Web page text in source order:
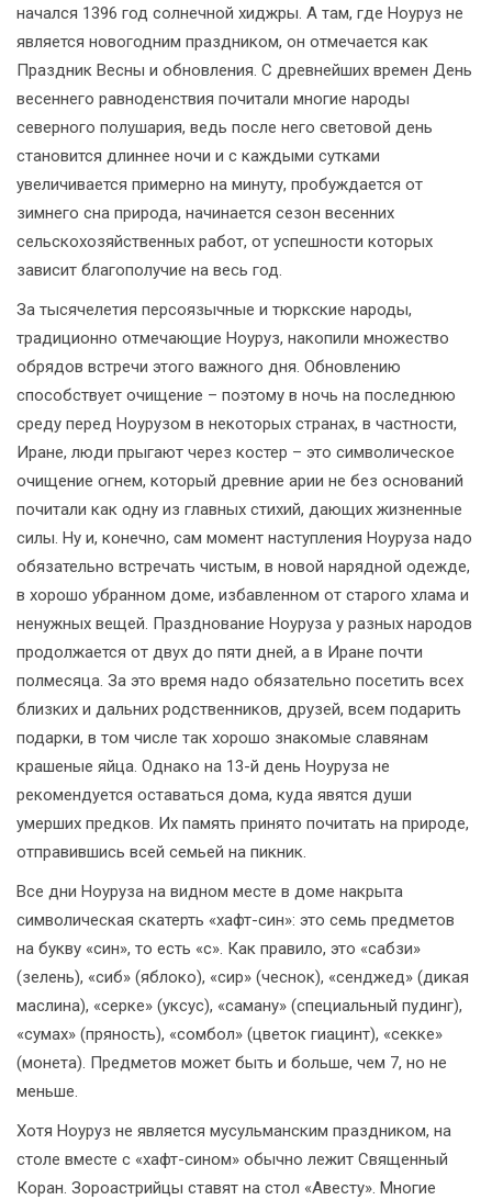
начался 1396 год солнечной хиджры. А там, где Ноуруз не
является новогодним праздником, он отмечается как
Праздник Весны и обновления. С древнейших времен День
весеннего равноденствия почитали многие народы
северного полушария, ведь после него световой день
становится длиннее ночи и с каждыми сутками
увеличивается примерно на минуту, пробуждается от
зимнего сна природа, начинается сезон весенних
сельскохозяйственных работ, от успешности которых
зависит благополучие на весь год.
За тысячелетия персоязычные и тюркские народы,
традиционно отмечающие Ноуруз, накопили множество
обрядов встречи этого важного дня. Обновлению
способствует очищение – поэтому в ночь на последнюю
среду перед Ноурузом в некоторых странах, в частности,
Иране, люди прыгают через костер – это символическое
очищение огнем, который древние арии не без оснований
почитали как одну из главных стихий, дающих жизненные
силы. Ну и, конечно, сам момент наступления Ноуруза надо
обязательно встречать чистым, в новой нарядной одежде,
в хорошо убранном доме, избавленном от старого хлама и
ненужных вещей. Празднование Ноуруза у разных народов
продолжается от двух до пяти дней, а в Иране почти
полмесяца. За это время надо обязательно посетить всех
близких и дальних родственников, друзей, всем подарить
подарки, в том числе так хорошо знакомые славянам
крашеные яйца. Однако на 13-й день Ноуруза не
рекомендуется оставаться дома, куда явятся души
умерших предков. Их память принято почитать на природе,
отправившись всей семьей на пикник.
Все дни Ноуруза на видном месте в доме накрыта
символическая скатерть «хафт-син»: это семь предметов
на букву «син», то есть «с». Как правило, это «сабзи»
(зелень), «сиб» (яблоко), «сир» (чеснок), «сенджед» (дикая
маслина), «серке» (уксус), «саману» (специальный пудинг),
«сумах» (пряность), «сомбол» (цветок гиацинт), «секке»
(монета). Предметов может быть и больше, чем 7, но не
меньше.
Хотя Ноуруз не является мусульманским праздником, на
столе вместе с «хафт-сином» обычно лежит Священный
Коран. Зороастрийцы ставят на стол «Авесту». Многие